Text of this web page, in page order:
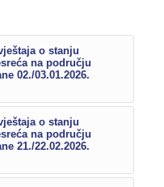
o stanju
na području
02./03.01.2026.
o stanju
na području
21./22.02.2026.